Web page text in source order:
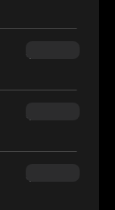
$54.90
$34.95
$160.00